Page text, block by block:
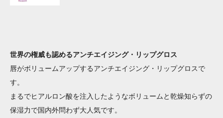
世界の権威も認めるアンチエイジング・リップグロス
唇がボリュームアップするアンチエイジング・リップグロスで
す。
まるでヒアルロン酸を注入したようなボリュームと乾燥知らずの
保湿力で国内外問わず大人気です。